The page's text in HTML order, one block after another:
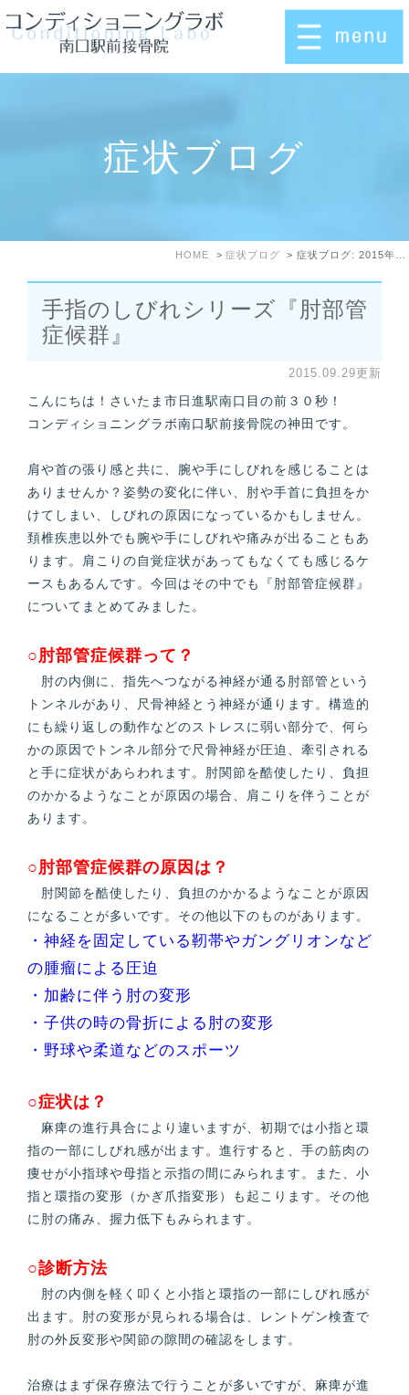
症状ブログ
HOME 症状ブログ
手指のしびれシリーズ『肘部管
症候群』
2015.09.29更新
こんにちは！さいたま市日進駅南口目の前３０秒！
コンディショニングラボ南口駅前接骨院の神田です。
肩や首の張り感と共に、腕や手にしびれを感じることは
ありませんか？姿勢の変化に伴い、肘や手首に負担をか
けてしまい、しびれの原因になっているかもしません。
頚椎疾患以外でも腕や手にしびれや痛みが出ることもあ
ります。肩こりの自覚症状があってもなくても感じるケ
ースもあるんです。今回はその中でも『肘部管症候群』
についてまとめてみました。
○肘部管症候群って？
肘の内側に、指先へつながる神経が通る肘部管という
トンネルがあり、尺骨神経とう神経が通ります。構造的
にも繰り返しの動作などのストレスに弱い部分で、何ら
かの原因でトンネル部分で尺骨神経が圧迫、牽引される
と手に症状があらわれます。肘関節を酷使したり、負担
のかかるようなことが原因の場合、肩こりを伴うことが
あります。
○肘部管症候群の原因は？
肘関節を酷使したり、負担のかかるようなことが原因
になることが多いです。その他以下のものがあります。
・神経を固定している靭帯やガングリオンなど
の腫瘤による圧迫
・加齢に伴う肘の変形
・子供の時の骨折による肘の変形
・野球や柔道などのスポーツ
○症状は？
麻痺の進行具合により違いますが、初期では小指と環
指の一部にしびれ感が出ます。進行すると、手の筋肉の
痩せが小指球や母指と示指の間にみられます。また、小
指と環指の変形（かぎ爪指変形）も起こります。その他
に肘の痛み、握力低下もみられます。
○診断方法
肘の内側を軽く叩くと小指と環指の一部にしびれ感が
出ます。肘の変形が見られる場合は、レントゲン検査で
肘の外反変形や関節の隙間の確認をします。
治療はまず保存療法で行うことが多いですが、麻痺が進